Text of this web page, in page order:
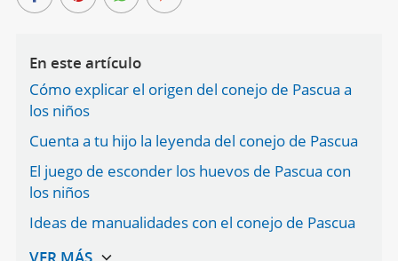
En este artículo
Cómo explicar el origen del conejo de Pascua a
los niños
Cuenta a tu hijo la leyenda del conejo de Pascua
El juego de esconder los huevos de Pascua con
los niños
Ideas de manualidades con el conejo de Pascua